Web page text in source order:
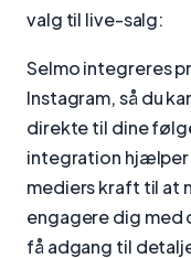
valg til live-salg:
Selmo integreres
Instagram, så du
direkte til dine
integration hjælper
mediers kraft til at
engagere dig med
få adgang til